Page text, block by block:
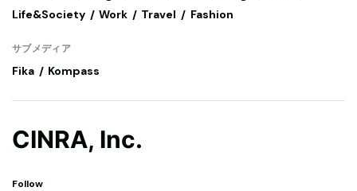
Life&Society
Work Travel Fashion
サブメディア
Fika Kompass
CINRA, Inc.
Follow